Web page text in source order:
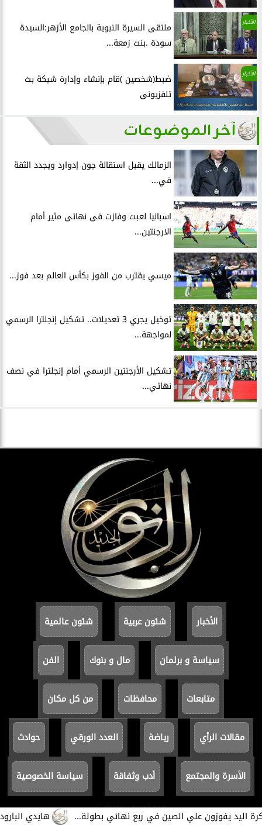
هايدي البارودي يفوزون علي الصين في ربع نهائي بطولة...
الأخبار
ملتقى السيرة النبوية بالجامع الأزهر:السيدة
سودة .بنت زمعة...
الأخبار
ضبط(شخصين )قام بإنشاء وإدارة شبكة بث
تلفزيونى
آخر الموضوعات
الزمالك يقبل استقالة جون إدوارد ويجدد الثقة
في...
اسبانيا لعبت وفازت فى نهائى مثير أمام
الارجنتين...
ميسي يقترب من الفوز بكأس العالم بعد فوز...
توخيل يجري 3 تعديلات.. تشكيل إنجلترا الرسمي
لمواجهة...
تشكيل الأرجنتين الرسمي أمام إنجلترا في نصف
نهائي...
الأخبار شئون عربية شئون عالمية
سياسة و برلمان مال و بنوك الفن
متابعات محافظات من كل مكان
مقالات الرأي رياضة العدد الورقي حوادث
الأسرة والمجتمع أدب وثفاقة سياسة الخصوصية
جميع الحقوق محفوظة ©